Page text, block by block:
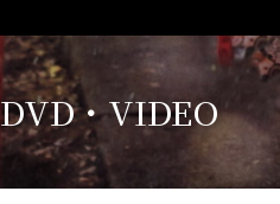
DVD・VIDEO